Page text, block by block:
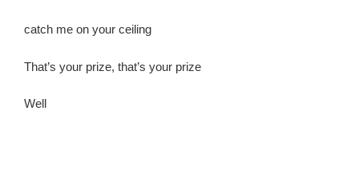
catch me on your ceiling
That’s your prize, that’s your prize
Well